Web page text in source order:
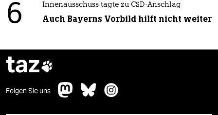
6 Innenausschuss tagte zu CSD-Anschlag
Auch Bayerns Vorbild hilft nicht weiter
taz
Folgen Sie uns